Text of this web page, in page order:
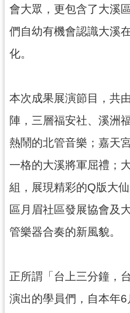
公
告
志
地
出
版
品
創
品
頁
網
站
會大眾，更包含了大溪
們自幼有機會認識大溪
化。
本次成果展演節目，共
陣，三層福安社、溪洲
熱鬧的北管音樂；嘉天
一格的大溪將軍屈禮；
組，展現精彩的Q版大
區月眉社區發展協會及
管樂器合奏的新風貌。
正所謂「台上三分鐘，
演出的學員們，自本年